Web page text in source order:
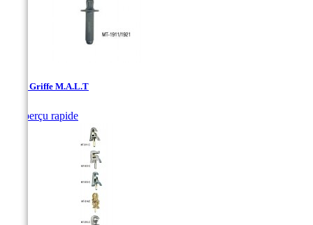
Pince Griffe M.A.L.T
Aperçu rapide